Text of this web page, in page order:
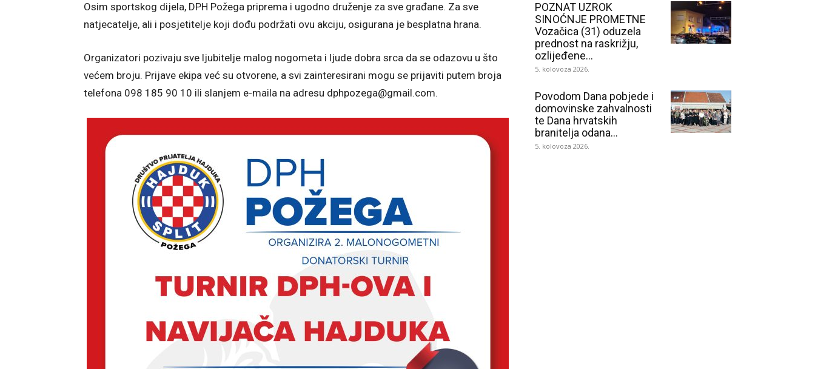
Osim sportskog dijela, DPH Požega priprema i ugodno druženje za sve građane. Za sve
natjecatelje, ali i posjetitelje koji dođu podržati ovu akciju, osigurana je besplatna hrana.
Organizatori pozivaju sve ljubitelje malog nogometa i ljude dobra srca da se odazovu u što
većem broju. Prijave ekipa već su otvorene, a svi zainteresirani mogu se prijaviti putem broja
telefona 098 185 90 10 ili slanjem e-maila na adresu dphpozega@gmail.com.
POZNAT UZROK
SINOĆNJE PROMETNE
Vozačica (31) oduzela
prednost na raskrižju,
ozlijeđene...
5. kolovoza 2026.
Povodom Dana pobjede i
domovinske zahvalnosti
te Dana hrvatskih
branitelja odana...
5. kolovoza 2026.